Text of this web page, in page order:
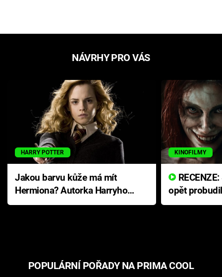
NÁVRHY PRO VÁS
HARRY POTTER
Jakou barvu kůže má mít
Hermiona? Autorka Harryho
Pottera přišla s ráznou
KINOFILMY
opět
přichází s
POPULÁRNÍ POŘADY NA PRIMA COOL